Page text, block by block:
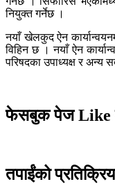
नियुक्त गर्नेछ ।
नयाँ खेलकुद ऐन
विहिन छ । नयाँ ऐन
परिषदका उपाध्यक्ष र अन्य
फेसबुक पेज Like
तपाईंको